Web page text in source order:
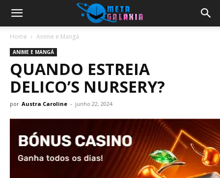
Home Anime e Mangá
ANIME E MANGÁ
QUANDO ESTREIA
DELICO’S NURSERY?
por Austra Caroline - junho 22, 2024